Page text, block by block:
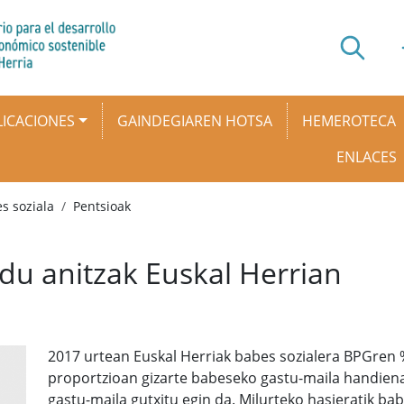
GAINDEGIAREN HOTSA
HEMEROTECA
ENLACES
soziala Pentsioak
anitzak Euskal Herrian
2017 urtean Euskal Herriak babes sozialera BPGren
proportzioan gizarte babeseko gastu-maila
gastu-maila gutxitu egin da. Milurteko hasieratik